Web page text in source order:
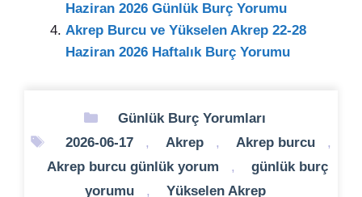
Haziran 2026 Günlük Burç Yorumu
Akrep Burcu ve Yükselen Akrep 22-28
Haziran 2026 Haftalık Burç Yorumu
Kategoriler
Günlük Burç Yorumları
Etiketler
2026-06-17 , Akrep , Akrep burcu
,
Akrep burcu günlük yorum
,
günlük burç
yorumu
, Yükselen Akrep